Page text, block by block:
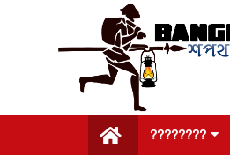
????????